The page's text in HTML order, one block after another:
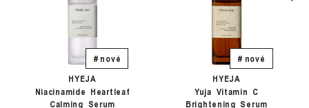
# nové
HYEJA
Niacinamide Heartleaf
Calming Serum
# nové
HYEJA
Yuja Vitamin C
Brightening Serum